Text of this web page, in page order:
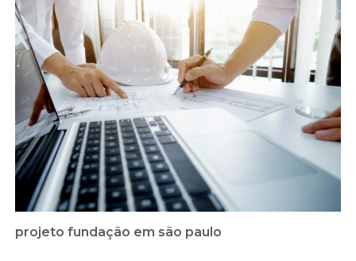
projeto fundação em são paulo